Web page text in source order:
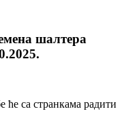
шалтера
ће са странкама радити